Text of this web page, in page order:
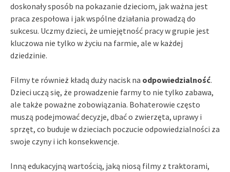
doskonały sposób na pokazanie dzieciom, jak ważna jest
praca zespołowa i jak wspólne działania prowadzą do
sukcesu. Uczmy dzieci, że umiejętność pracy w grupie jest
kluczowa nie tylko w życiu na farmie, ale w każdej
dziedzinie.
Filmy te również kładą duży nacisk na odpowiedzialność.
Dzieci uczą się, że prowadzenie farmy to nie tylko zabawa,
ale także poważne zobowiązania. Bohaterowie często
muszą podejmować decyzje, dbać o zwierzęta, uprawy i
sprzęt, co buduje w dzieciach poczucie odpowiedzialności za
swoje czyny i ich konsekwencje.
Inną edukacyjną wartością, jaką niosą filmy z traktorami,